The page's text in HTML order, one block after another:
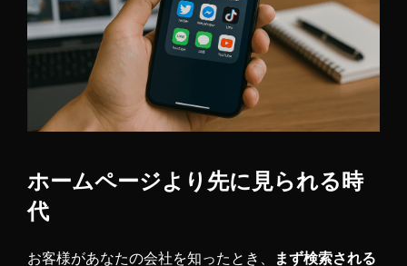
ホームページより先に見られる時
代
お客様があなたの会社を知ったとき、
まず検索される